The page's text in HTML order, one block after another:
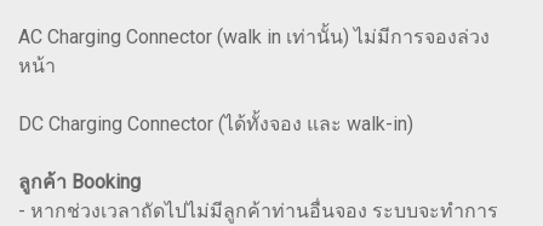
AC Charging Connector (walk in เท่านั้น) ไม่มีการจองล่วง
หน้า
DC Charging Connector (ได้ทั้งจอง และ walk-in)
ลูกค้า Booking
- หากช่วงเวลาถัดไปไม่มีลูกค้าท่านอื่นจอง ระบบจะทำการ